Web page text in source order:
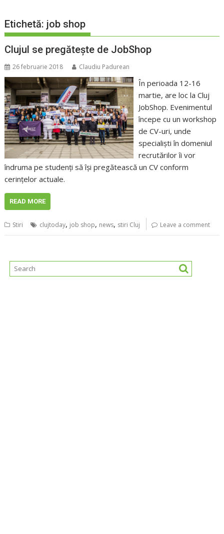
Etichetă: job shop
Clujul se pregăteşte de JobShop
26 februarie 2018 Claudiu Padurean
În perioada 12-16
martie, are loc la Cluj
JobShop. Evenimentul
începe cu un workshop
de CV-uri, unde
specialişti în domeniul
recrutărilor îi vor
îndruma pe studenţi să îşi pregătească un CV conform
cerinţelor actuale.
READ MORE
Stiri clujtoday, job shop, news, stiri Cluj Leave a comment